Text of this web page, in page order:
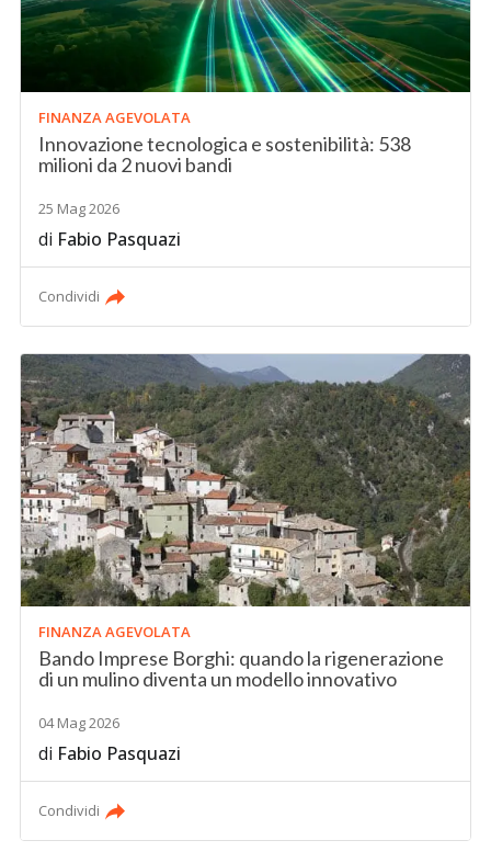
FINANZA AGEVOLATA
Innovazione tecnologica e sostenibilità: 538
milioni da 2 nuovi bandi
25 Mag 2026
di Fabio Pasquazi
Condividi
FINANZA AGEVOLATA
Bando Imprese Borghi: quando la rigenerazione
di un mulino diventa un modello innovativo
04 Mag 2026
di Fabio Pasquazi
Condividi